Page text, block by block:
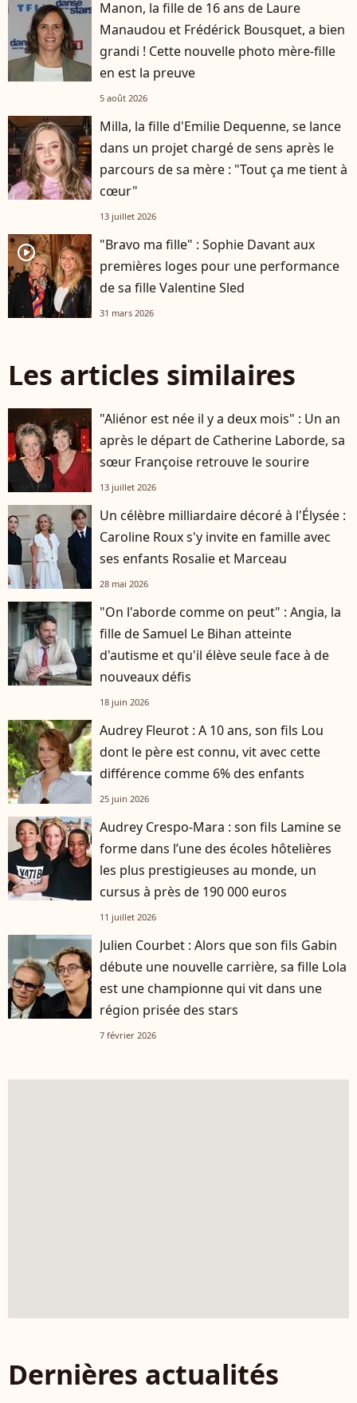
Manon, la fille de 16 ans de Laure
Manaudou et Frédérick Bousquet, a bien
grandi ! Cette nouvelle photo mère-fille
en est la preuve
5 août 2026
Milla, la fille d'Emilie Dequenne, se lance
dans un projet chargé de sens après le
parcours de sa mère : "Tout ça me tient à
cœur"
13 juillet 2026
player2
"Bravo ma fille" : Sophie Davant aux
premières loges pour une performance
de sa fille Valentine Sled
31 mars 2026
Les articles similaires
"Aliénor est née il y a deux mois" : Un an
après le départ de Catherine Laborde, sa
sœur Françoise retrouve le sourire
13 juillet 2026
Un célèbre milliardaire décoré à l'Élysée :
Caroline Roux s'y invite en famille avec
ses enfants Rosalie et Marceau
28 mai 2026
"On l'aborde comme on peut" : Angia, la
fille de Samuel Le Bihan atteinte
d'autisme et qu'il élève seule face à de
nouveaux défis
18 juin 2026
Audrey Fleurot : A 10 ans, son fils Lou
dont le père est connu, vit avec cette
différence comme 6% des enfants
25 juin 2026
Audrey Crespo-Mara : son fils Lamine se
forme dans l’une des écoles hôtelières
les plus prestigieuses au monde, un
cursus à près de 190 000 euros
11 juillet 2026
Julien Courbet : Alors que son fils Gabin
débute une nouvelle carrière, sa fille Lola
est une championne qui vit dans une
région prisée des stars
7 février 2026
Dernières actualités